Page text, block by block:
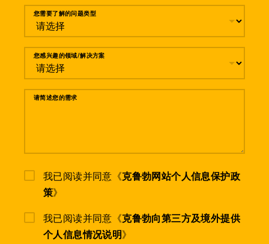
您需要了解的问题类型
您感兴趣的领域/解决方案
请简述您的需求
我已阅读并同意《克鲁勃网站个人信息保护政
策》
我已阅读并同意《克鲁勃向第三方及境外提供
个人信息情况说明》